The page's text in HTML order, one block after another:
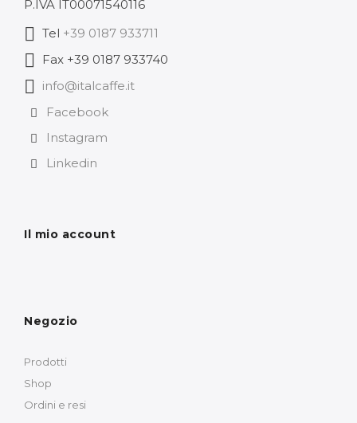
P.IVA IT00071540116
Tel +39 0187 933711
Fax +39 0187 933740
info@italcaffe.it
Facebook
Instagram
Linkedin
Il mio account
Negozio
Prodotti
Shop
Ordini e resi